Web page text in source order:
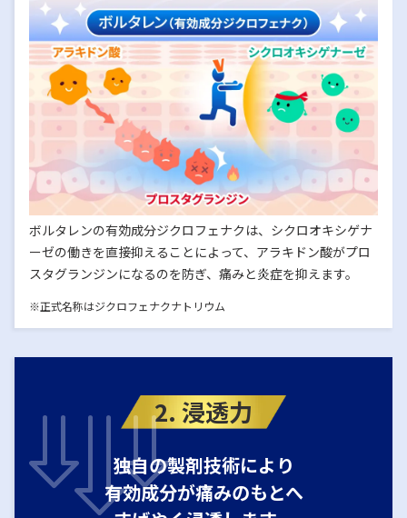
ボルタレンの有効成分ジクロフェナクは、シクロオキシゲナ
ーゼの働きを直接抑えることによって、アラキドン酸がプロ
スタグランジンになるのを防ぎ、痛みと炎症を抑えます。
※正式名称はジクロフェナクナトリウム
2. 浸透力
独自の製剤技術により
有効成分が痛みのもとへ